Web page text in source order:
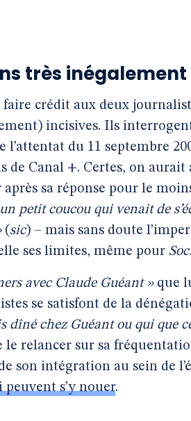
très
crédit aux deux
incisives. Ils
l’attentat du 11 septembre
de Canal +. Certes, on
sa réponse pour le
petit coucou qui venait de
(sic) – mais sans doute
ses limites, même pour
avec Claude Guéant »que
se satisfont de la
dîné chez Guéant ou qui que
le relancer sur sa
son intégration au sein de
s’y nouer.